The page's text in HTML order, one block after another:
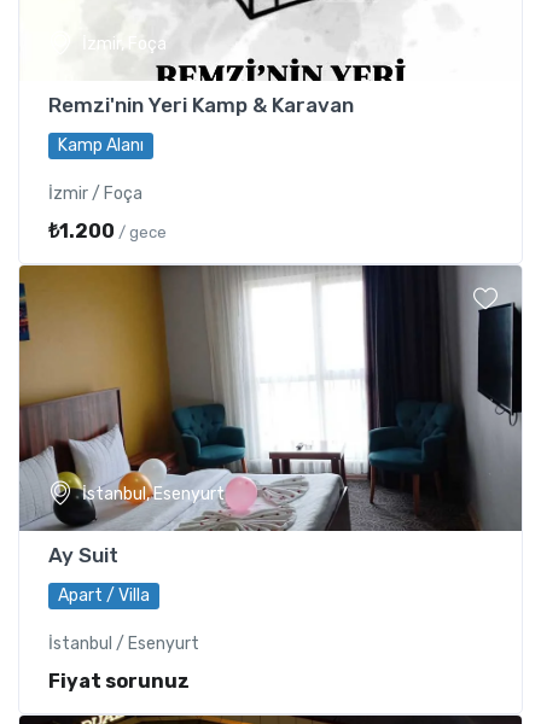
İzmir, Foça
Remzi'nin Yeri Kamp & Karavan
Kamp Alanı
İzmir / Foça
₺1.200 / gece
İstanbul, Esenyurt
Ay Suit
Apart / Villa
İstanbul / Esenyurt
Fiyat sorunuz